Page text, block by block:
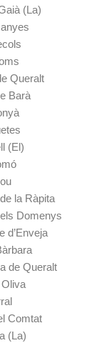
(La)
Queralt
Barà
(El)
la Ràpita
Domenys
d’Enveja
de Queralt
Comtat
(La)